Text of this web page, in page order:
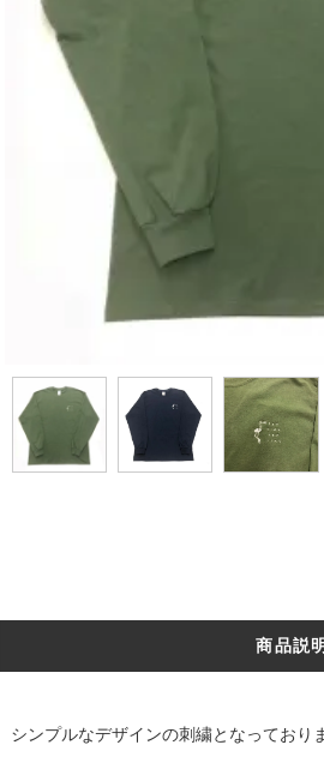
商品説明
シンプルなデザインの刺繍となっており